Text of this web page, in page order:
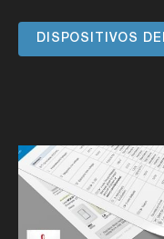
DISPOSITIVOS